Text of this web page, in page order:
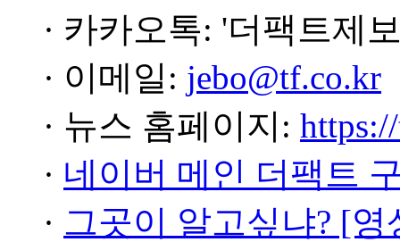
· 카카오톡: '더팩트제
· 이메일: jebo@tf.co.kr
· 뉴스 홈페이지:
· 네이버 메인 더팩트
· 그곳이 알고싶냐? [